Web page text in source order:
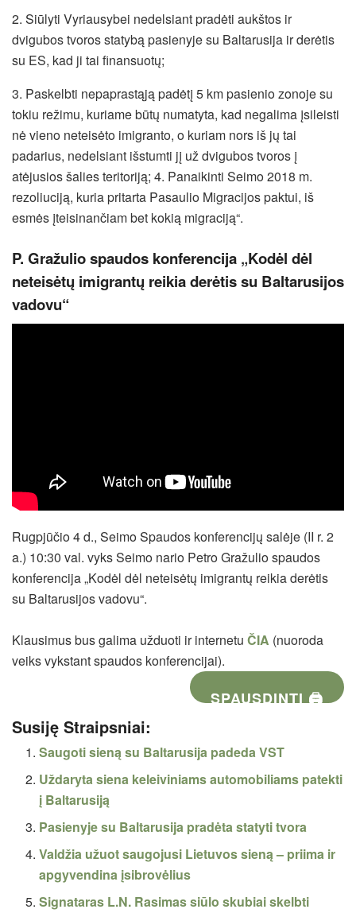
2. Siūlyti Vyriausybei nedelsiant pradėti aukštos ir
dvigubos tvoros statybą pasienyje su Baltarusija ir derėtis
su ES, kad ji tai finansuotų;
3. Paskelbti nepaprastąją padėtį 5 km pasienio zonoje su
tokiu režimu, kuriame būtų numatyta, kad negalima įsileisti
nė vieno neteisėto imigranto, o kuriam nors iš jų tai
padarius, nedelsiant išstumti jį už dvigubos tvoros į
atėjusios šalies teritoriją; 4. Panaikinti Seimo 2018 m.
rezoliuciją, kuria pritarta Pasaulio Migracijos paktui, iš
esmės įteisinančiam bet kokią migraciją“.
P. Gražulio spaudos konferencija „Kodėl dėl
neteisėtų imigrantų reikia derėtis su Baltarusijos
vadovu“
Rugpjūčio 4 d., Seimo Spaudos konferencijų salėje (II r. 2
a.) 10:30 val. vyks Seimo nario Petro Gražulio spaudos
konferencija „Kodėl dėl neteisėtų imigrantų reikia derėtis
su Baltarusijos vadovu“.
Klausimus bus galima užduoti ir internetu ČIA (nuoroda
veiks vykstant spaudos konferencijai).
SPAUSDINTI 🖨
Susiję Straipsniai:
Saugoti sieną su Baltarusija padeda VST
Uždaryta siena keleiviniams automobiliams patekti
į Baltarusiją
Pasienyje su Baltarusija pradėta statyti tvora
Valdžia užuot saugojusi Lietuvos sieną – priima ir
apgyvendina įsibrovėlius
Signataras L.N. Rasimas siūlo skubiai skelbti